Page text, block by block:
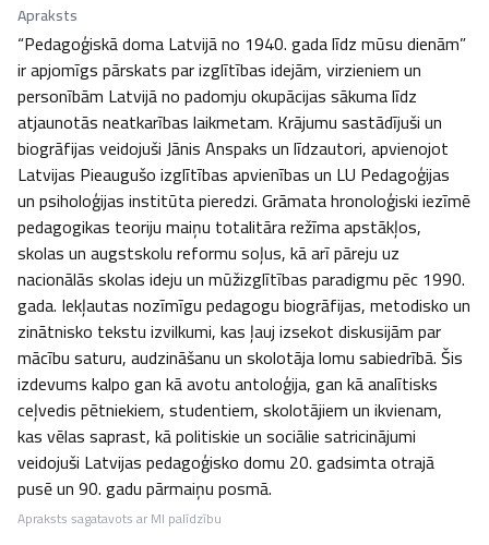
Apraksts
“Pedagoģiskā doma Latvijā no 1940. gada līdz mūsu dienām”
ir apjomīgs pārskats par izglītības idejām, virzieniem un
personībām Latvijā no padomju okupācijas sākuma līdz
atjaunotās neatkarības laikmetam. Krājumu sastādījuši un
biogrāfijas veidojuši Jānis Anspaks un līdzautori, apvienojot
Latvijas Pieaugušo izglītības apvienības un LU Pedagoģijas
un psiholoģijas institūta pieredzi. Grāmata hronoloģiski iezīmē
pedagogikas teoriju maiņu totalitāra režīma apstākļos,
skolas un augstskolu reformu soļus, kā arī pāreju uz
nacionālās skolas ideju un mūžizglītības paradigmu pēc 1990.
gada. Iekļautas nozīmīgu pedagogu biogrāfijas, metodisko un
zinātnisko tekstu izvilkumi, kas ļauj izsekot diskusijām par
mācību saturu, audzināšanu un skolotāja lomu sabiedrībā. Šis
izdevums kalpo gan kā avotu antoloģija, gan kā analītisks
ceļvedis pētniekiem, studentiem, skolotājiem un ikvienam,
kas vēlas saprast, kā politiskie un sociālie satricinājumi
veidojuši Latvijas pedagoģisko domu 20. gadsimta otrajā
pusē un 90. gadu pārmaiņu posmā.
Apraksts sagatavots ar MI palīdzību